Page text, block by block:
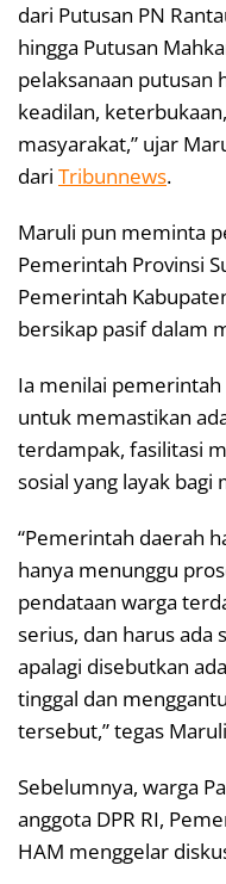
dari Putusan PN
hingga Putusan
pelaksanaan
keadilan,
masyarakat,” ujar
dari Tribunnews.
Maruli pun meminta
Pemerintah Provinsi
Pemerintah
bersikap pasif dalam
Ia menilai
untuk memastikan
terdampak, fasilitasi
sosial yang layak bagi
“Pemerintah daerah
hanya menunggu
pendataan warga
serius, dan harus ada
apalagi disebutkan
tinggal dan
tersebut,” tegas
Sebelumnya, warga
anggota DPR RI,
HAM menggelar